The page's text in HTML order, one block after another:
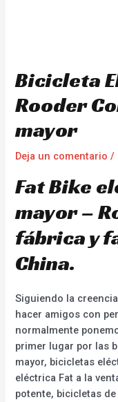
Bicicleta
Rooder
mayor
Deja un comentario /
Fat Bike
mayor –
fábrica y
China.
Siguiendo la
hacer amigos con
normalmente
primer lugar por las
mayor, bicicletas
eléctrica Fat a la
potente, bicicletas